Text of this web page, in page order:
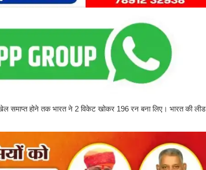
समाप्त होने तक भारत ने 2 विकेट खोकर 196 रन बना लिए। भारत की लीड